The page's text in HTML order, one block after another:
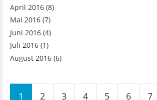
April 2016 (8)
Mai 2016 (7)
Juni 2016 (4)
Juli 2016 (1)
August 2016 (6)
Seiten
1 2 3 4 5 6 7